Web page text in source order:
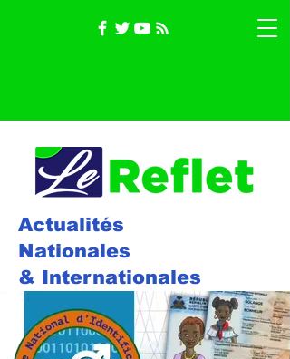
Actualités
Nationales
& Internationales